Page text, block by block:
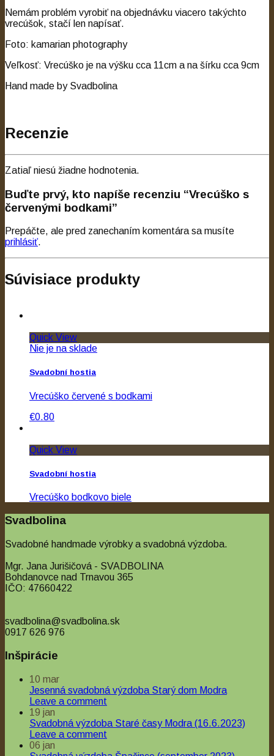
Nemám problém vyrobiť na objednávku viacero takýchto
vrecúšok, stačí len napísať.
Foto: kamarian photography
Veľkosť: Vrecúško je na výšku cca 11cm a na šírku cca 9cm
Hand made by Svadbolina
Recenzie
Zatiaľ niesú žiadne hodnotenia.
Buďte prvý, kto napíše recenziu “Vrecúško s
červenými bodkami”
Prepáčte, ale pred zanechaním komentára sa musíte
prihlásiť.
Súvisiace produkty
Quick View
Nie je na sklade
Svadobní hostia
Vrecúško červené s bodkami
€0.80
Quick View
Svadobní hostia
Vrecúško bodkovo biele
€0.80
Svadbolina
Svadobné handmade výrobky a svadobná výzdoba.
Mgr. Jana Jurišičová - SVADBOLINA
Bohdanovce nad Trnavou 365
IČO: 47660422
svadbolina@svadbolina.sk
0917 626 976
Inšpirácie
10 mar
Jesenná svadobná výzdoba Starý dom Modra
Leave a comment
19 jan
Svadobná výzdoba Staré časy Modra (16.6.2023)
Leave a comment
06 jan